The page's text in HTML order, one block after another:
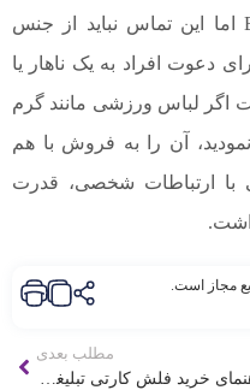
مخصوصا برای کسب‌و‌کارهای B2B اما این تماس نباید از جنس
دعوت افراد به یک ناهار یا
اگر لباس ورزشی مانند گرم
آن را به فروش با هم
با ارتباطات شخصی، قدرت
مجاز است.
مطلب بعدی
راهنمای خرید فلش کارتی تبلیغاتی